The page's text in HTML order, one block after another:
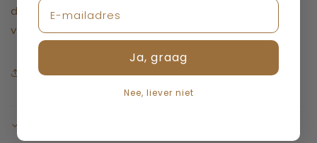
direct uit het sachet of in warme dranken of
voeding.
Share
Ja, graag
Nee, liever niet